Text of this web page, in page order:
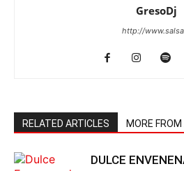
GresoDj
http://
RELATED ARTICLES MORE
DULCE